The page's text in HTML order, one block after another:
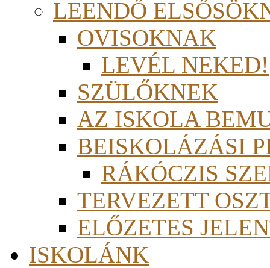
LEENDŐ
OVISOKNAK
LEVÉL NEKED!
SZÜLŐKNEK
AZ ISKOLA
BEISKOLÁZÁSI
RÁKÓCZIS
TERVEZETT
ELŐZETES
ISKOLÁNK